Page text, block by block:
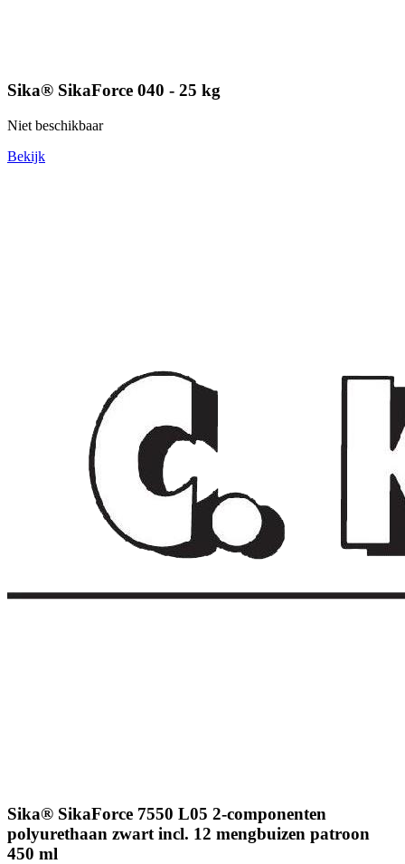
Sika® SikaForce 040 - 25 kg
Niet beschikbaar
Bekijk
Sika® SikaForce 7550 L05 2-componenten
polyurethaan zwart incl. 12 mengbuizen patroon
450 ml